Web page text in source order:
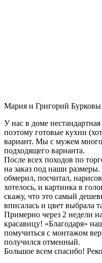
Мария и Григорий Бурковы
У нас в доме
поэтому готовые кухни
вариант. Мы с мужем
подходящего варианта.
После всех походов по
на заказ под наши
обмерил, посчитал,
хотелось, и картинка в
скажу, что это самый
вписалась и цвет выбрала
Примерно через 2 недели
красавицу! «Благодаря»
помучиться с монтажом
получился отменный.
Большое всем спасибо!